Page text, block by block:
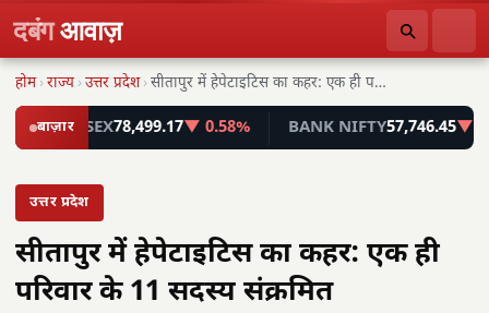
दबंगआवाज़
होम ›राज्य ›उत्तर प्रदेश › सीतापुर में हेपेटाइटिस का कहर: एक ही परिवार…
बाज़ार
SENSEX78,499.17▼ 0.58% BANK NIFTY57,746.45▼ 0.55%
उत्तर प्रदेश
सीतापुर में हेपेटाइटिस का कहर: एक ही
परिवार के 11 सदस्य संक्रमित